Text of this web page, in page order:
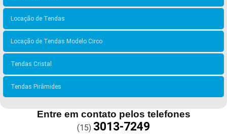
Locação de Tendas
Locação de Tendas Modelo Circo
Tendas Cristal
Tendas Pirâmides
Entre em contato pelos telefones
(15) 3013-7249